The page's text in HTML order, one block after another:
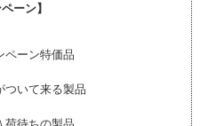
ーン】
ペーン特価品
ついて来る製品